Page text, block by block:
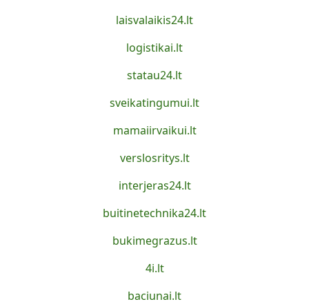
laisvalaikis24.lt
logistikai.lt
statau24.lt
sveikatingumui.lt
mamaiirvaikui.lt
verslosritys.lt
interjeras24.lt
buitinetechnika24.lt
bukimegrazus.lt
4i.lt
baciunai.lt